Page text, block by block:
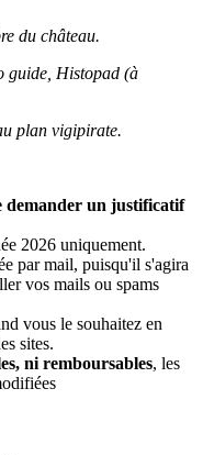
du château.
guide, Histopad (à
plan vigipirate.
demander un justificatif
2026 uniquement.
par mail, puisqu'il s'agira
vos mails ou spams
vous le souhaitez en
sites.
ni remboursables, les